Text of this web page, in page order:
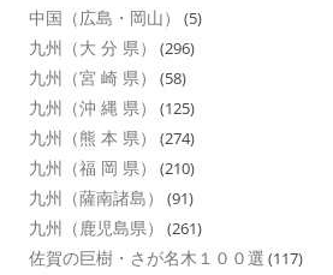
中国（広島・岡山） (5)
九州（大 分 県） (296)
九州（宮 崎 県） (58)
九州（沖 縄 県） (125)
九州（熊 本 県） (274)
九州（福 岡 県） (210)
九州（薩南諸島） (91)
九州（鹿児島県） (261)
佐賀の巨樹・さが名木１００選 (117)